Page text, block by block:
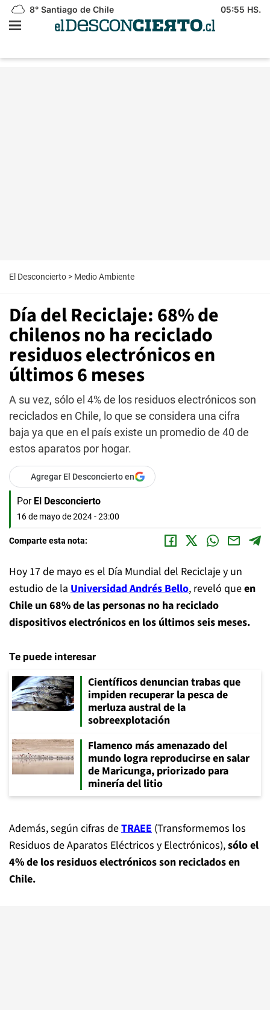
8° Santiago de Chile 05:55 HS.
El Desconcierto > Medio Ambiente
Día del Reciclaje: 68% de
chilenos no ha reciclado
residuos electrónicos en
últimos 6 meses
A su vez, sólo el 4% de los residuos electrónicos son
reciclados en Chile, lo que se considera una cifra
baja ya que en el país existe un promedio de 40 de
estos aparatos por hogar.
Agregar El Desconcierto en
Por El Desconcierto
16 de mayo de 2024 - 23:00
Comparte esta nota:
Hoy 17 de mayo es el Día Mundial del Reciclaje y un
estudio de la Universidad Andrés Bello, reveló queen
Chile un 68% de las personas no ha reciclado
dispositivos electrónicos en los últimos seis meses.
Te puede interesar
Científicos denuncian trabas que
impiden recuperar la pesca de
merluza austral de la
sobreexplotación
Flamenco más amenazado del
mundo logra reproducirse en salar
de Maricunga, priorizado para
minería del litio
Además, según cifras deTRAEE (Transformemos los
Residuos de Aparatos Eléctricos y Electrónicos),sólo el
4% de los residuos electrónicos son reciclados en
Chile.